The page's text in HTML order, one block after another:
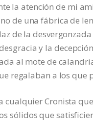
la atención de mi
de una fábrica de
de la
y la
al mote de
regalaban a los que
Cronista
sólidos que